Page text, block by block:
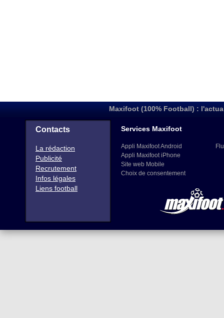
Maxifoot (100% Football) :
Contacts
La rédaction
Publicité
Recrutement
Infos légales
Liens football
Services Maxifoot
Appli Maxifoot Android
Appli Maxifoot iPhone
Site web Mobile
Choix de consentement